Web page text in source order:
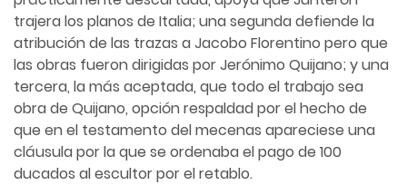
trajera los planos de Italia; una segunda defiende la
atribución de las trazas a Jacobo Florentino pero que
las obras fueron dirigidas por Jerónimo Quijano; y una
tercera, la más aceptada, que todo el trabajo sea
obra de Quijano, opción respaldad por el hecho de
que en el testamento del mecenas apareciese una
cláusula por la que se ordenaba el pago de 100
ducados al escultor por el retablo.